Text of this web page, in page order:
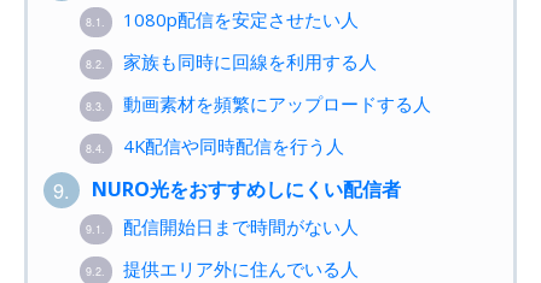
8.1. 1080p配信を安定させたい人
8.2. 家族も同時に回線を利用する人
8.3. 動画素材を頻繁にアップロードする人
8.4. 4K配信や同時配信を行う人
9. NURO光をおすすめしにくい配信者
9.1. 配信開始日まで時間がない人
9.2. 提供エリア外に住んでいる人